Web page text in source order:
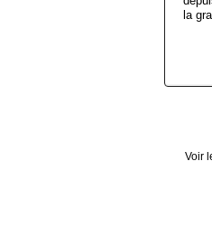
la
Voir